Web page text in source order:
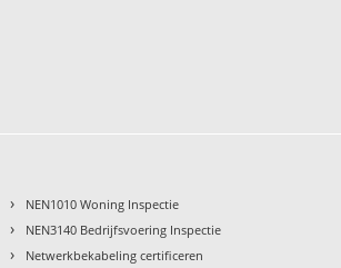
› NEN1010 Woning Inspectie
› NEN3140 Bedrijfsvoering Inspectie
› Netwerkbekabeling certificeren